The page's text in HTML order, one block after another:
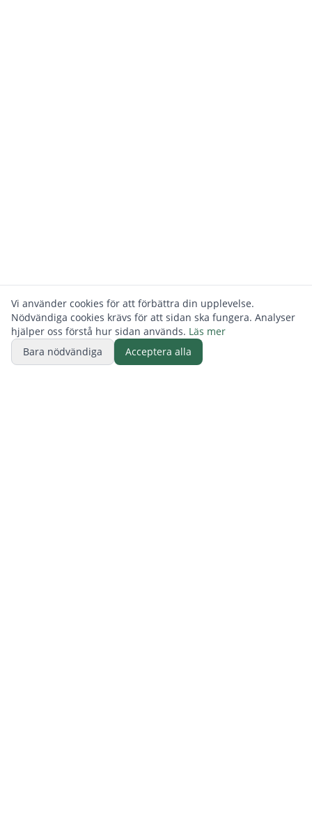
Vi använder cookies för att förbättra din upplevelse.
Nödvändiga cookies krävs för att sidan ska fungera. Analyser
hjälper oss förstå hur sidan används. Läs mer
Bara nödvändiga
Acceptera alla